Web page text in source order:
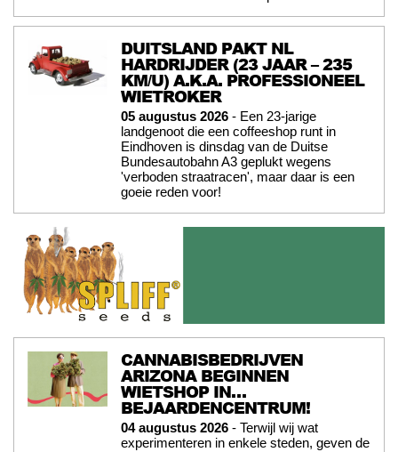
DUITSLAND PAKT NL
HARDRIJDER (23 JAAR – 235
KM/U) A.K.A. PROFESSIONEEL
WIETROKER
05 augustus 2026 - Een 23-jarige
landgenoot die een coffeeshop runt in
Eindhoven is dinsdag van de Duitse
Bundesautobahn A3 geplukt wegens
'verboden straatracen', maar daar is een
goeie reden voor!
CANNABISBEDRIJVEN
ARIZONA BEGINNEN
WIETSHOP IN…
BEJAARDENCENTRUM!
04 augustus 2026 - Terwijl wij wat
experimenteren in enkele steden, geven de